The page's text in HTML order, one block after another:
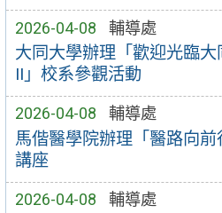
2026-04-08 輔導處
大同大學辦理「歡迎光臨大
II」校系參觀活動
2026-04-08 輔導處
馬偕醫學院辦理「醫路向前
講座
2026-04-08 輔導處